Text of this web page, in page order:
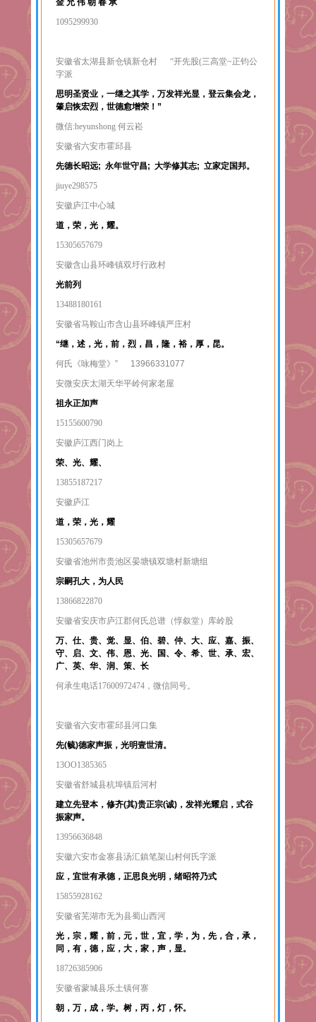
金 允 伟 朝 春 承
1095299930
安徽省太湖县新仓镇新仓村 “开先股(三高堂~正钧公
字派
思明圣贤业，一继之其学，万发祥光显，登云集会龙，
肇启恢宏烈，世德愈增荣！”
微信:heyunshong 何云崧
安徽省六安市霍邱县
先德长昭远; 永年世守昌; 大学修其志; 立家定国邦。
jiuye298575
安徽庐江中心城
道，荣，光，耀。
15305657679
安徽含山县环峰镇双圩行政村
光前列
13488180161
安徽省马鞍山市含山县环峰镇严庄村
“继，述，光，前，烈， 昌，隆，裕，厚，昆。
何氏《咏梅堂》” 13966331077
安微安庆太湖天华平岭何家老屋
祖永正加声
15155600790
安徽庐江西门岗上
荣、光、耀、
13855187217
安徽庐江
道，荣，光，耀
15305657679
安徽省池州市贵池区晏塘镇双塘村新塘组
宗嗣孔大，为人民
13866822870
安徽省安庆市庐江郡何氏总谱（惇叙堂）库岭股
万、仕、贵、觉、显、伯、碧、仲、大、应、嘉、振、
守、启、文、伟、恩、光、国、令、希、世、承、宏、
广、英、华、润、策、长
何承生电话17600972474，微信同号。
安徽省六安市霍邱县河口集
先(毓)德家声振，光明壹世清。
13OO1385365
安徽省舒城县杭埠镇后河村
建立先登本，修齐(其)贵正宗(诚)，发祥光耀启，式谷
振家声。
13956636848
安徽六安市金寨县汤汇鎮笔架山村何氏字派
应，宜世有承德，正思良光明，绪昭符乃式
15855928162
安徽省芜湖市无为县蜀山西河
光，宗，耀，前，元，世，宜，学，为，先，合，承，
同，有，德，应，大，家，声，显。
18726385906
安徽省蒙城县乐土镇何寨
朝，万，成，学。树，丙，灯，怀。